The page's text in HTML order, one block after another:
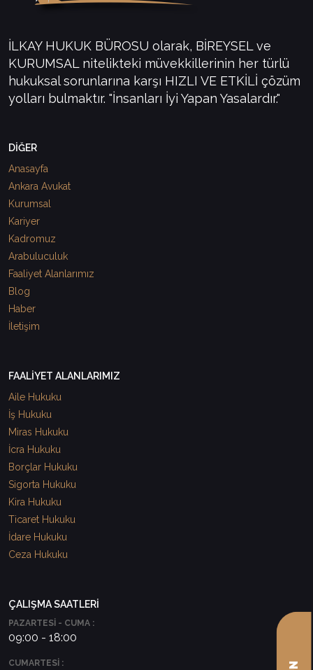
İLKAY HUKUK BÜROSU olarak, BİREYSEL ve
KURUMSAL nitelikteki müvekkillerinin her türlü
hukuksal sorunlarına karşı HIZLI VE ETKİLİ çözüm
yolları bulmaktır. "İnsanları İyi Yapan Yasalardır."
DİĞER
Anasayfa
Ankara Avukat
Kurumsal
Kariyer
Kadromuz
Arabuluculuk
Faaliyet Alanlarımız
Blog
Haber
İletişim
FAALİYET ALANLARIMIZ
Aile Hukuku
İş Hukuku
Miras Hukuku
İcra Hukuku
Borçlar Hukuku
Sigorta Hukuku
Kira Hukuku
Ticaret Hukuku
İdare Hukuku
Ceza Hukuku
ÇALIŞMA SAATLERİ
PAZARTESİ - CUMA :
09:00 - 18:00
CUMARTESİ :